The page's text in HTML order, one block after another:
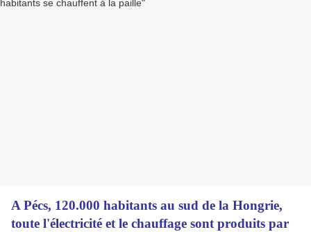
A Pécs, 120.000 habitants au sud de la Hongrie,
toute l'électricité et le chauffage sont produits par